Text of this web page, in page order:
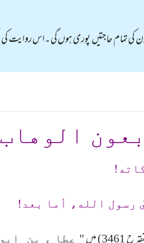
تمام حاجتیں پوری ہوں گی ۔اس روایت کی
رسول الله، أما بعد!
" عطا ء بن